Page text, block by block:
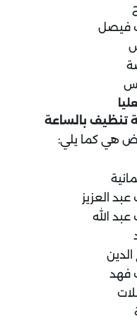
فيصل
تنظيف بالساعة
هي كما يلي:
العزيز
الله
فهد